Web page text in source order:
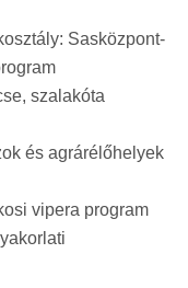
Sasközpont-
szalakóta
és agrárélőhelyek
vipera program